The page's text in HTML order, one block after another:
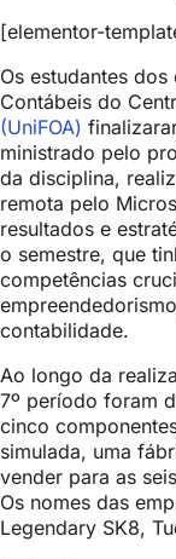
[elementor-
Os estudantes
Contábeis do
(UniFOA)
ministrado pelo
da disciplina,
remota pelo
resultados e
o semestre, que
competências
contabilidade.
Ao longo da
7º período foram
cinco
simulada, uma
vender para as
Os nomes das
Legendary SK8,